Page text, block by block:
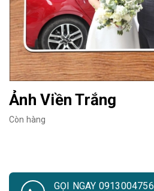
Ảnh Viền Trắng
Còn hàng
GỌI NGAY 0913004756